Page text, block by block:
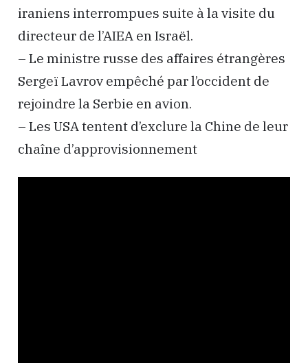
iraniens interrompues suite à la visite du
directeur de l’AIEA en Israël.
– Le ministre russe des affaires étrangères
Sergeï Lavrov empêché par l’occident de
rejoindre la Serbie en avion.
– Les USA tentent d’exclure la Chine de leur
chaîne d’approvisionnement